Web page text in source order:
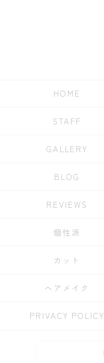
HOME
STAFF
GALLERY
BLOG
REVIEWS
個性派
カット
ヘアメイク
PRIVACY POLICY